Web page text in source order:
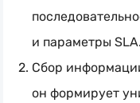
и параметры SLA.
Сбор
он формирует